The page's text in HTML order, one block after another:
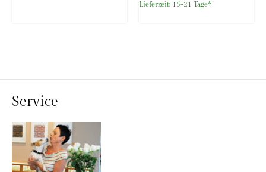
Lieferzeit: 15-21 Tage*
Service